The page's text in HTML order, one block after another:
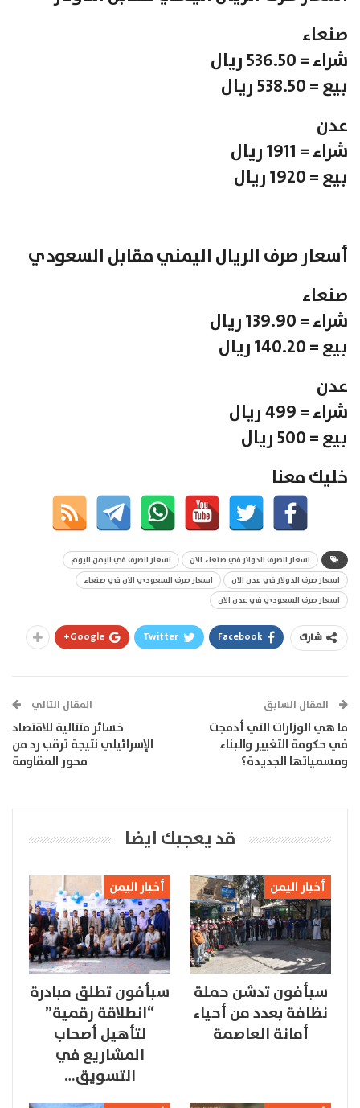
صنعاء
شراء = 536.50 ريال
بيع = 538.50 ريال
عدن
شراء = 1911 ريال
بيع = 1920 ريال
أسعار صرف الريال اليمني مقابل السعودي
صنعاء
شراء = 139.90 ريال
بيع = 140.20 ريال
عدن
شراء = 499 ريال
بيع = 500 ريال
خليك معنا
اسعار الصرف الدولار في صنعاء الان
اسعار الصرف في اليمن اليوم
اسعار صرف الدولار في عدن الان
اسعار صرف السعودي الان في صنعاء
اسعار صرف السعودي في عدن الان
شارك Facebook
Twitter
Google+
المقال السابق
ما هي الوزارات التي أدمجت
في حكومة التغيير والبناء
ومسمياتها الجديدة؟
المقال التالي
خسائر متتالية للاقتصاد
الإسرائيلي نتيجة ترقب رد من
محور المقاومة
قد يعجبك ايضا
أخبار اليمن
سبأفون تدشن حملة
نظافة بعدد من أحياء
أمانة العاصمة
أخبار اليمن
سبأفون تطلق مبادرة
“انطلاقة رقمية”
لتأهيل أصحاب
المشاريع في
التسويق…